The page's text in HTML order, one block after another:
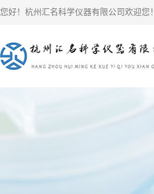
您好！杭州汇名科学仪器有限公司欢迎您！